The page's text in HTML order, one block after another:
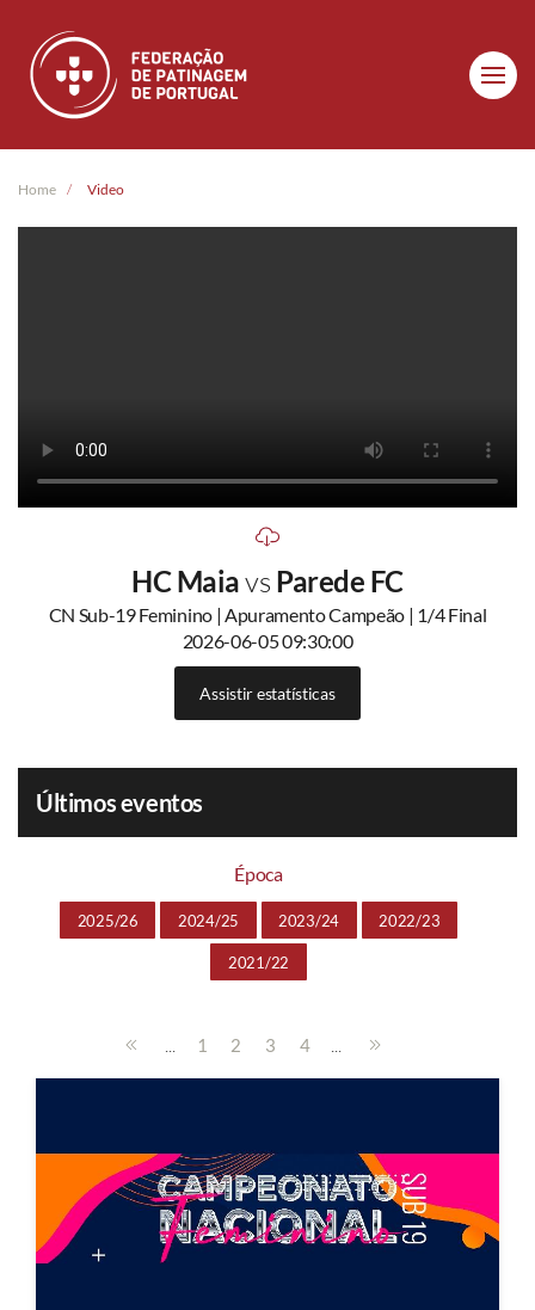
Skip to main content
Home Video
HC Maiavs Parede FC
CN Sub-19 Feminino | Apuramento Campeão | 1/4 Final
2026-06-05 09:30:00
Assistir estatísticas
Últimos eventos
Época
2025/26 2024/25 2023/24 2022/23
2021/22
... 1 2 3 4 ...